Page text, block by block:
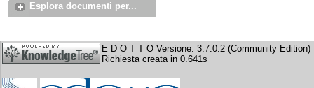
Esplora documenti per...
E D O T T O Versione: 3.7.0.2 (Community Edition)
Richiesta creata in 0.641s